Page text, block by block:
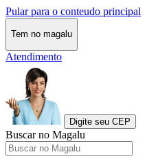
Pular para o conteudo principal
Tem no magalu
Atendimento
Digite seu CEP
Buscar no Magalu